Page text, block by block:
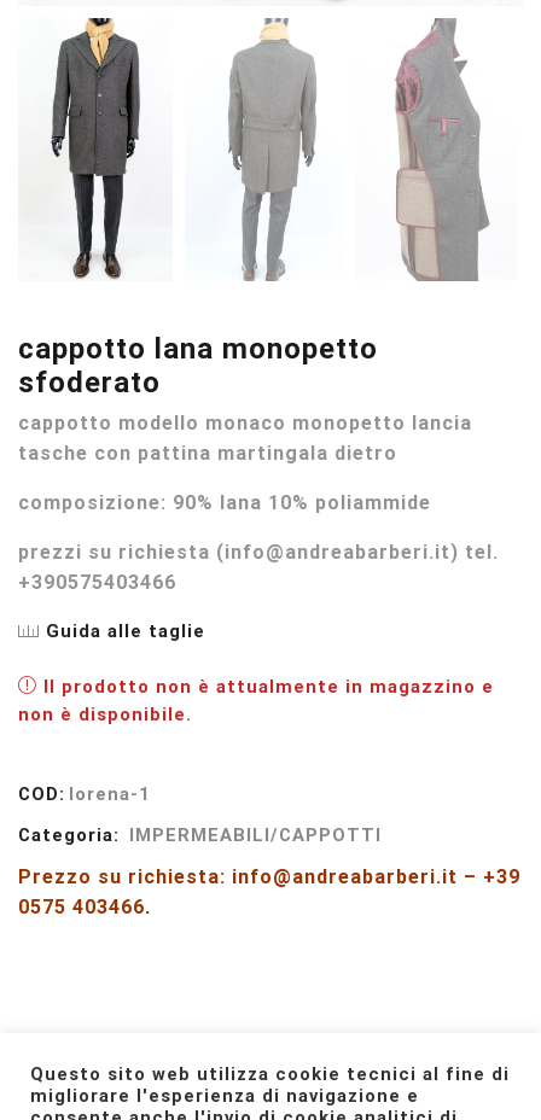
cappotto lana monopetto
sfoderato
cappotto modello monaco monopetto lancia
tasche con pattina martingala dietro
composizione: 90% lana 10% poliammide
prezzi su richiesta (info@andreabarberi.it) tel.
+390575403466
Guida alle taglie
Il prodotto non è attualmente in magazzino e
non è disponibile.
COD: lorena-1
Categoria:
IMPERMEABILI/CAPPOTTI
Prezzo su richiesta: info@andreabarberi.it – +39
0575 403466.
FacebookInstagram
Questo sito web utilizza cookie tecnici al fine di
migliorare l'esperienza di navigazione e